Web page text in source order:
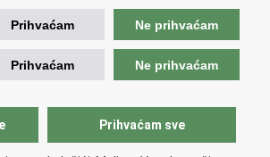
i organiziranog kriminaliteta
Prihvaćam Ne prihvaćam
Prihvaćam Ne prihvaćam
Prihvaćam sve